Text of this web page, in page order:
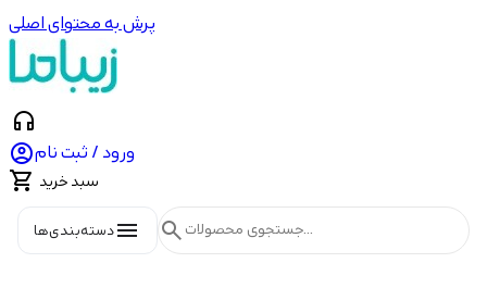
پرش به محتوای اصلی
headphones
ورود / ثبت نام
 سبد خرید
menuدسته‌بندی‌ها search